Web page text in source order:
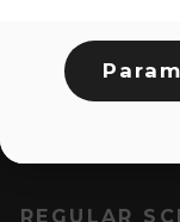
REGULAR